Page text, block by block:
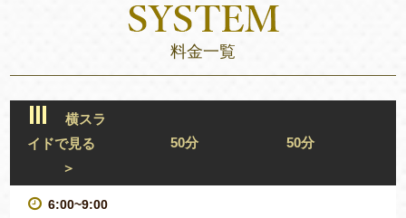
料金一覧
横スラ
イドで見る
＞
50分 50分
6:00~9:00